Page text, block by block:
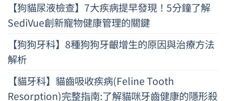
【狗貓尿液檢查】7大疾病提早發現！5分鐘了解
SediVue創新寵物健康管理的關鍵
【狗狗牙科】8種狗狗牙齦增生的原因與治療方法
解析
【貓牙科】貓齒吸收疾病(Feline Tooth
Resorption)完整指南:了解貓咪牙齒健康的隱形殺